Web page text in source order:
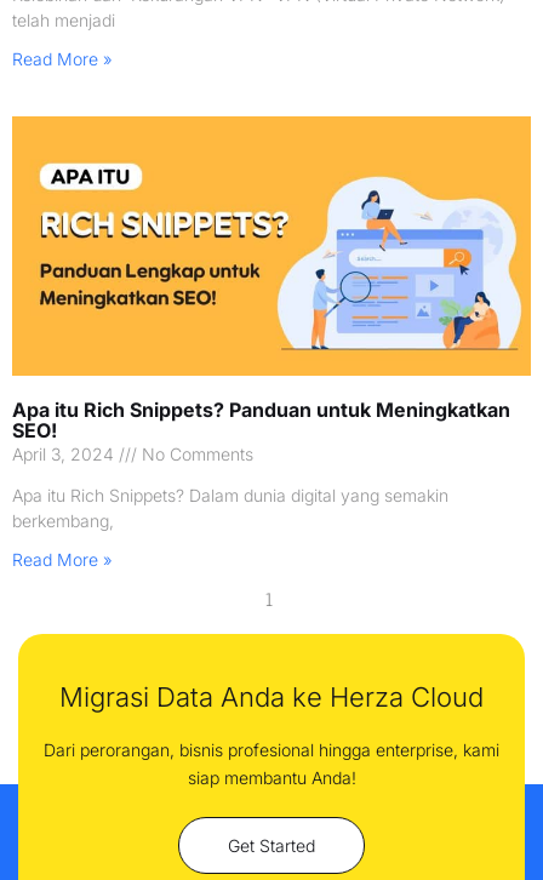
telah menjadi
Read More »
Apa itu Rich Snippets? Panduan untuk Meningkatkan
SEO!
April 3, 2024
No Comments
Apa itu Rich Snippets? Dalam dunia digital yang semakin
berkembang,
Read More »
1
Migrasi Data Anda ke Herza Cloud
Dari perorangan, bisnis profesional hingga enterprise, kami
siap membantu Anda!
Get Started